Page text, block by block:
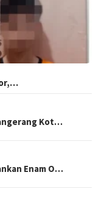
Kot…
Enam O…